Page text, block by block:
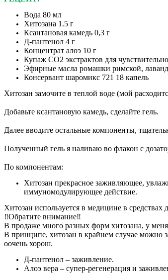
Вода 80 мл
Хитозана 1.5 г
Ксантановая камедь 0,3 г
Д-пантенол 4 г
Концентрат алоэ 10 г
Купаж СО2 экстрактов для
Эфирные масла ромашки римской,
Консервант шаромикс 721 18 капель
Хитозан замочите в теплой воде (мой
Добавьте ксантановую камедь, сделайте гель.
Далее вводите остальные компоненты,
Полученный гель я наливаю во флакон с
По компонентам:
Хитозан прекрасное заживляющее,
иммуномодулирующее действие.
Хитозан используется в медицине в средствах
‼️Обратите внимание‼️
В продаже много разных форм хитозана, у
В принципе, хитозан в крайнем случае можно
оочень хорош.
Д-пантенол – заживление.
Алоэ вера – супер-регенерация и